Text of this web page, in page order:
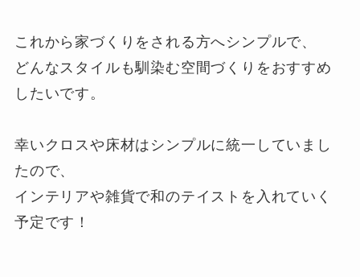
これから家づくりをされる方へシンプルで、
どんなスタイルも馴染む空間づくりをおすすめ
したいです。
幸いクロスや床材はシンプルに統一していまし
たので、
インテリアや雑貨で和のテイストを入れていく
予定です！